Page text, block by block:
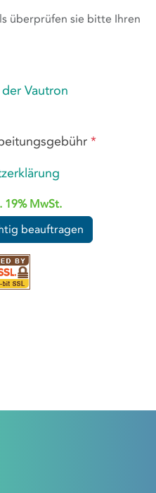
überprüfen sie bitte Ihren
Vautron
*
19% MwSt.
beauftragen